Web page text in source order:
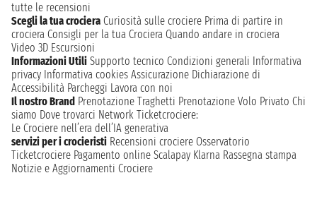
tutte le recensioni
Scegli la tua crociera Curiosità sulle crociere Prima di partire in
crociera Consigli per la tua Crociera Quando andare in crociera
Video 3D Escursioni
Informazioni Utili Supporto tecnico Condizioni generali Informativa
privacy Informativa cookies Assicurazione Dichiarazione di
Accessibilità Parcheggi Lavora con noi
Il nostro Brand Prenotazione Traghetti Prenotazione Volo Privato Chi
siamo Dove trovarci Network Ticketcrociere:
Le Crociere nell’era dell’IA generativa
servizi per i crocieristi Recensioni crociere Osservatorio
Ticketcrociere Pagamento online Scalapay Klarna Rassegna stampa
Notizie e Aggiornamenti Crociere